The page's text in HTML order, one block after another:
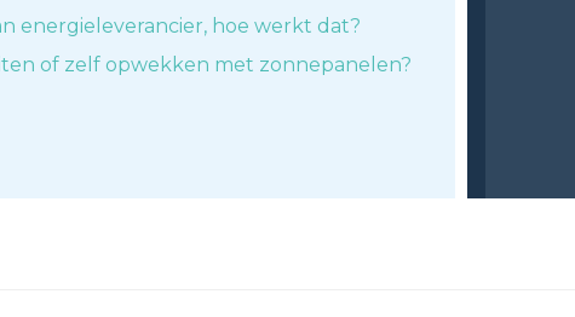
energieleverancier, hoe werkt dat?
of zelf opwekken met zonnepanelen?